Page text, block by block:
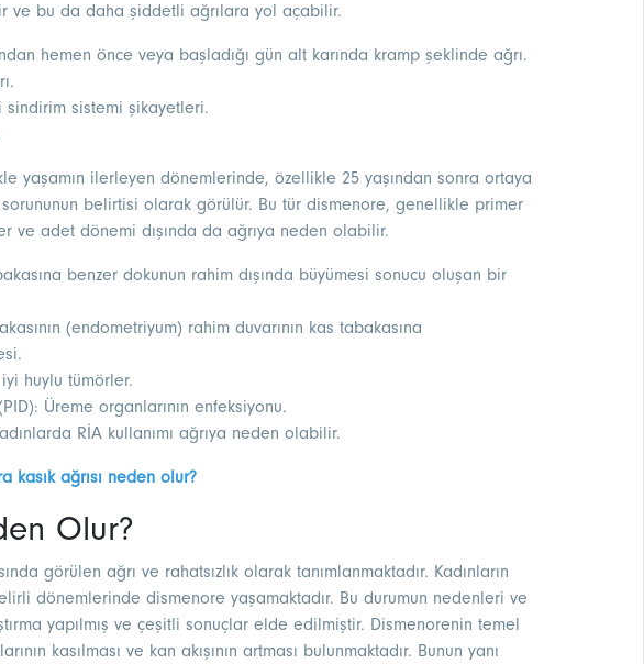
ve bu da daha şiddetli ağrılara yol açabilir.
hemen önce veya başladığı gün alt karında kramp şeklinde ağrı.
sindirim sistemi şikayetleri.
yaşamın ilerleyen dönemlerinde, özellikle 25 yaşından sonra ortaya
belirtisi olarak görülür. Bu tür dismenore, genellikle primer
ve adet dönemi dışında da ağrıya neden olabilir.
benzer dokunun rahim dışında büyümesi sonucu oluşan bir
(endometriyum) rahim duvarının kas tabakasına
huylu tümörler.
Üreme organlarının enfeksiyonu.
RİA kullanımı ağrıya neden olabilir.
kasık ağrısı neden olur?
Olur?
görülen ağrı ve rahatsızlık olarak tanımlanmaktadır. Kadınların
dönemlerinde dismenore yaşamaktadır. Bu durumun nedenleri ve
yapılmış ve çeşitli sonuçlar elde edilmiştir. Dismenorenin temel
kasılması ve kan akışının artması bulunmaktadır. Bunun yanı